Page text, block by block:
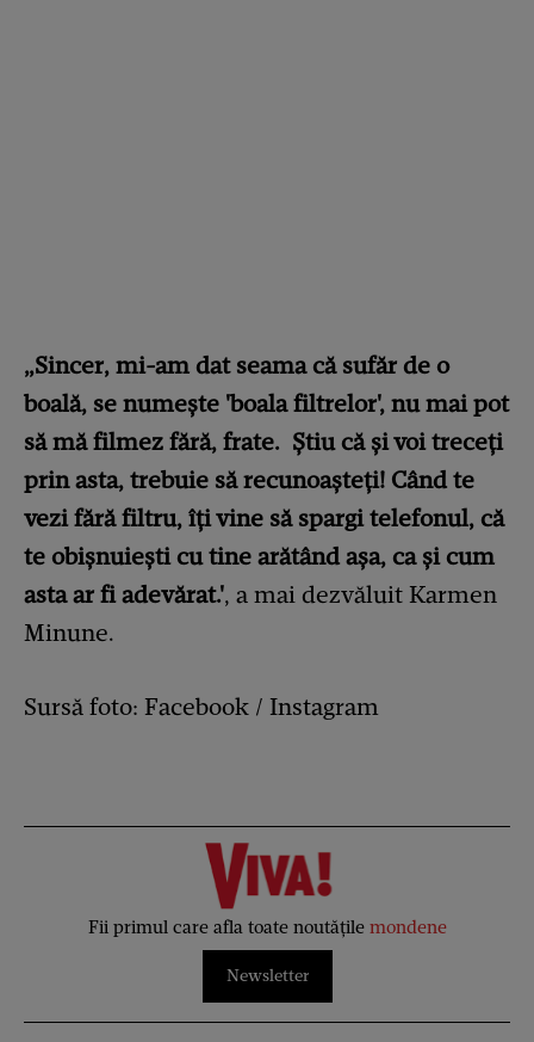
„Sincer, mi-am dat seama că sufăr de o
boală, se numește 'boala filtrelor', nu mai pot
să mă filmez fără, frate. Știu că și voi treceți
prin asta, trebuie să recunoașteți! Când te
vezi fără filtru, îți vine să spargi telefonul, că
te obișnuiești cu tine arătând așa, ca și cum
asta ar fi adevărat.', a mai dezvăluit Karmen
Minune.
Sursă foto: Facebook / Instagram
Fii primul care afla toate noutățile mondene
Newsletter